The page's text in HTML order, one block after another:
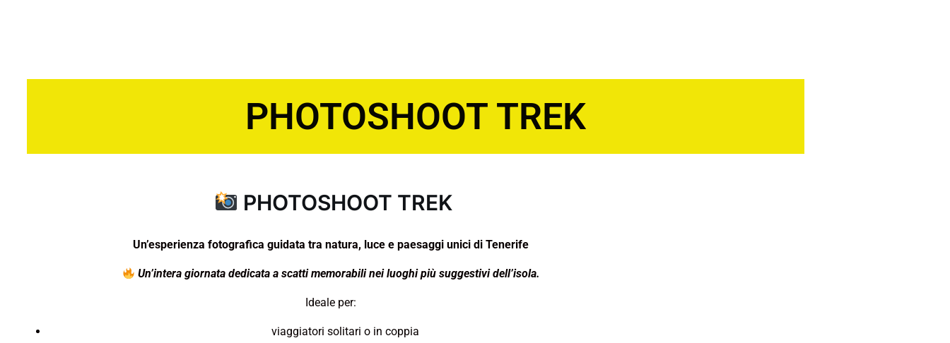
PHOTOSHOOT TREK
Un’esperienza fotografica guidata tra natura, luce e paesaggi unici di Tenerife
Un’intera giornata dedicata a scatti memorabili nei luoghi più suggestivi dell’isola.
Ideale per:
viaggiatori solitari o in coppia
PHOTOSHOOT TREK